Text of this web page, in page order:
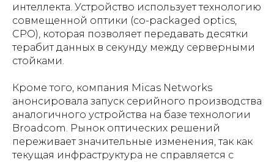
интеллекта. Устройство использует технологию
совмещенной оптики (co-packaged optics,
CPO), которая позволяет передавать десятки
терабит данных в секунду между серверными
стойками.
Кроме того, компания Micas Networks
анонсировала запуск серийного производства
аналогичного устройства на базе технологии
Broadcom. Рынок оптических решений
переживает значительные изменения, так как
текущая инфраструктура не справляется с